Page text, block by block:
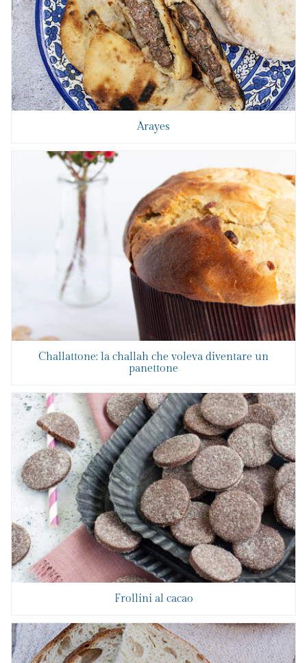
Arayes
Challattone: la challah che voleva diventare un
panettone
Frollini al cacao